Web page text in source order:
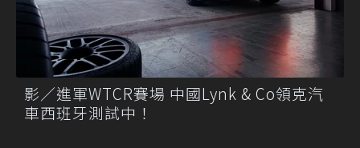
影／進軍WTCR賽場 中國Lynk & Co領克汽
車西班牙測試中！